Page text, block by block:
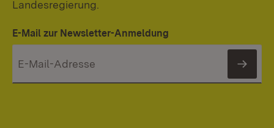
Landesregierung.
E-Mail zur Newsletter-Anmeldung